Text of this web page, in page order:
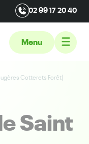
02 99 17 20 40
Menu
Cotterets Forêt|
Saint